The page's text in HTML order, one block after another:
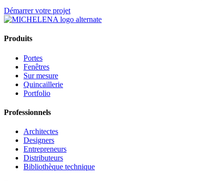
Démarrer votre projet
Produits
Portes
Fenêtres
Sur mesure
Quincaillerie
Portfolio
Professionnels
Architectes
Designers
Entrepreneurs
Distributeurs
Bibliothèque technique